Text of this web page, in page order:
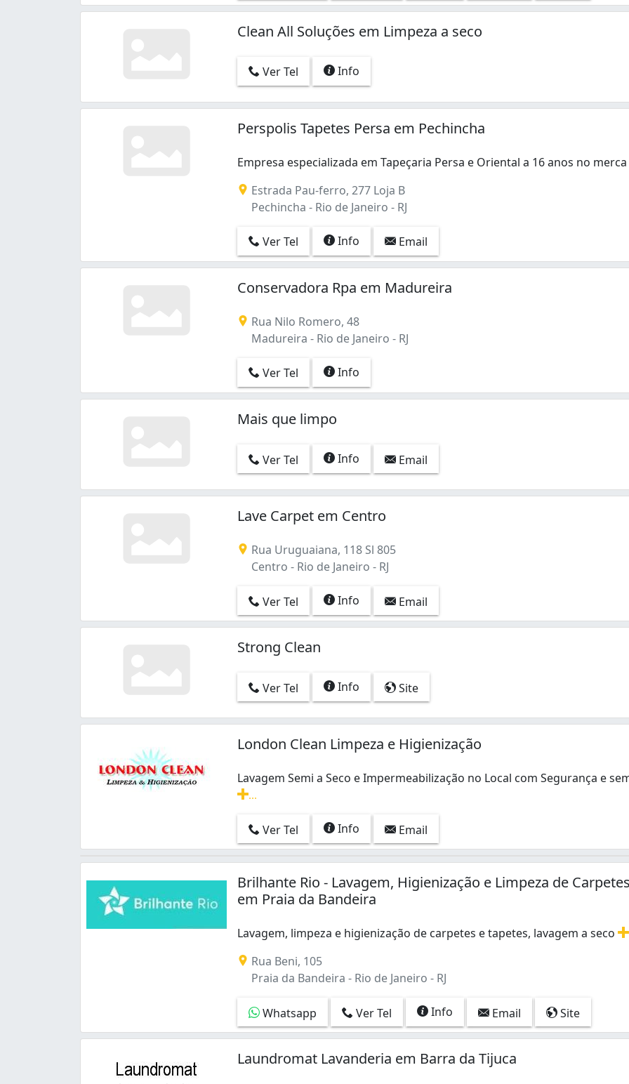
Copacabana (1)
Engenho da Rainha (1)
Freguesia (Ilha do Governador) (1)
Jacarepaguá (3)
Pechincha (4)
Recreio dos Bandeirantes (2)
Santa Teresa (1)
Clean All Soluções em Limpeza a seco
Ver Tel Info
Perspolis Tapetes Persa em Pechincha
Empresa especializada em Tapeçaria Persa e Oriental a 16 anos no
Empresa especializada em Tapeçaria Persa e Oriental a 16 anos no
Estrada Pau-ferro, 277 Loja B
Pechincha - Rio de Janeiro - RJ
Ver Tel Info Email
Conservadora Rpa em Madureira
Rua Nilo Romero, 48
Madureira - Rio de Janeiro - RJ
Ver Tel Info
Mais que limpo
Ver Tel Info Email
Lave Carpet em Centro
Rua Uruguaiana, 118 Sl 805
Centro - Rio de Janeiro - RJ
Ver Tel Info Email
Strong Clean
Ver Tel Info Site
London Clean Limpeza e Higienização
Lavagem Semi a Seco e Impermeabilização no Local com Segurança e
Ver Tel
Info Email
Brilhante Rio - Lavagem, Higienização e Limpeza de Carpetes
em Praia da Bandeira
Lavagem, limpeza e higienização de carpetes e tapetes, lavagem a seco
Rua Beni, 105
Praia da Bandeira - Rio de Janeiro - RJ
Whatsapp Ver Tel Info Email Site
Laundromat Lavanderia em Barra da Tijuca